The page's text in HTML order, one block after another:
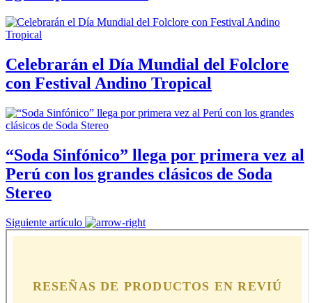
Celebrarán el Día Mundial del Folclore
con Festival Andino Tropical
“Soda Sinfónico” llega por primera vez al
Perú con los grandes clásicos de Soda
Stereo
Siguiente artículo